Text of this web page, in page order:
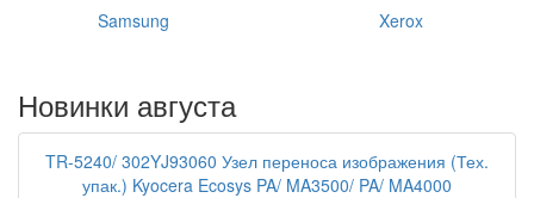
Samsung
Xerox
Новинки августа
TR-5240/ 302YJ93060 Узел переноса изображения (Тех.
упак.) Kyocera Ecosys PA/ MA3500/ PA/ MA4000